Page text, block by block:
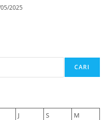
2025
CARI
J S
M